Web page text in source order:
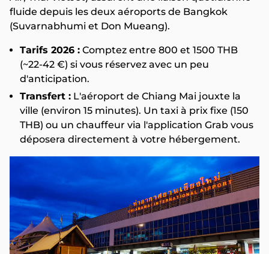
fluide depuis les deux aéroports de Bangkok
(Suvarnabhumi et Don Mueang).
Tarifs 2026 : Comptez entre 800 et 1500 THB
(~22-42 €) si vous réservez avec un peu
d'anticipation.
Transfert : L'aéroport de Chiang Mai jouxte la
ville (environ 15 minutes). Un taxi à prix fixe (150
THB) ou un chauffeur via l'application Grab vous
déposera directement à votre hébergement.